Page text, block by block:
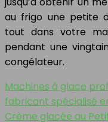
au frigo une petite
tout dans votre
pendant une
congélateur.
Machines à glace
fabricant spécialisé
Crème glacée au